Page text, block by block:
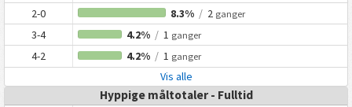
2-0 8.3% /2 ganger
3-4 4.2% /1 ganger
4-2 4.2% /1 ganger
Vis alle
Hyppige måltotaler - Fulltid